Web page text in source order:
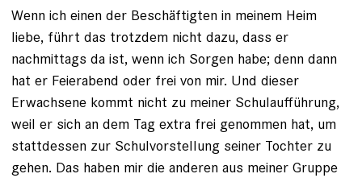
Wenn ich einen der Beschäftigten in meinem Heim
liebe, führt das trotzdem nicht dazu, dass er
nachmittags da ist, wenn ich Sorgen habe; denn dann
hat er Feierabend oder frei von mir. Und dieser
Erwachsene kommt nicht zu meiner Schulaufführung,
weil er sich an dem Tag extra frei genommen hat, um
stattdessen zur Schulvorstellung seiner Tochter zu
gehen. Das haben mir die anderen aus meiner Gruppe